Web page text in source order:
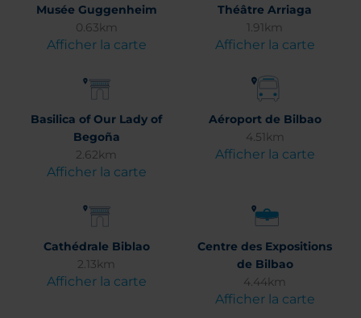
Musée Guggenheim
0.63km
Afficher la carte
Théâtre Arriaga
1.91km
Afficher la carte
Basilica of Our Lady of
Begoña
2.62km
Afficher la carte
Aéroport de Bilbao
4.51km
Afficher la carte
Cathédrale Biblao
2.13km
Afficher la carte
Centre des Expositions
de Bilbao
4.44km
Afficher la carte